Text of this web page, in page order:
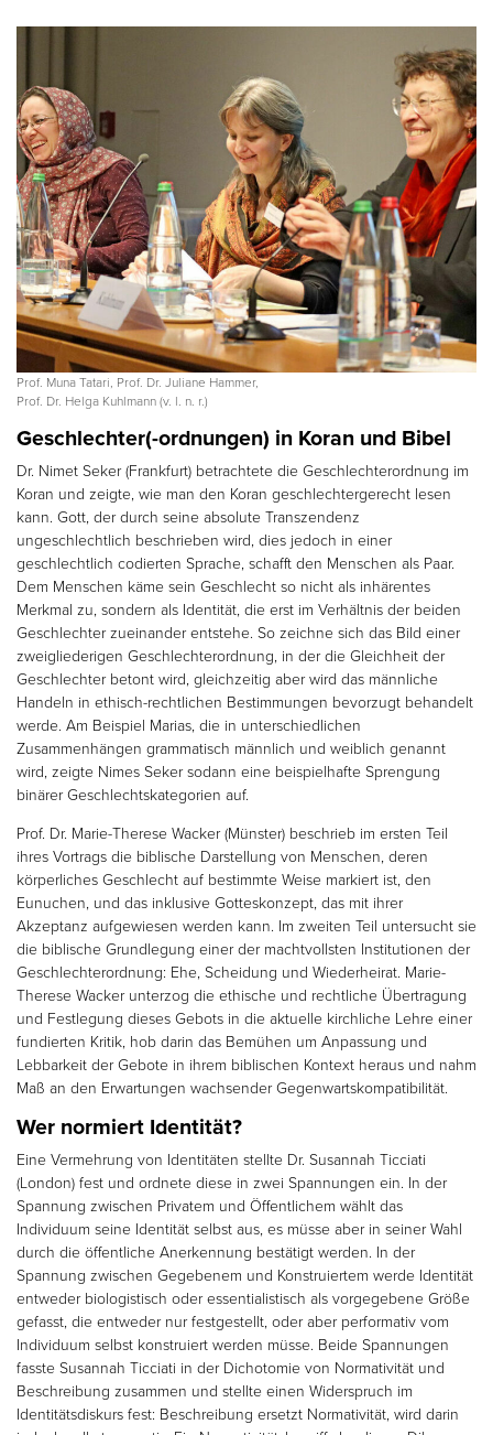
Prof. Muna Tatari, Prof. Dr. Juliane Hammer,
Prof. Dr. Helga Kuhlmann (v. l. n. r.)
Geschlechter(-ordnungen) in Koran und Bibel
Dr. Nimet Seker (Frankfurt) betrachtete die Geschlechterordnung im
Koran und zeigte, wie man den Koran geschlechtergerecht lesen
kann. Gott, der durch seine absolute Transzendenz
ungeschlechtlich beschrieben wird, dies jedoch in einer
geschlechtlich codierten Sprache, schafft den Menschen als Paar.
Dem Menschen käme sein Geschlecht so nicht als inhärentes
Merkmal zu, sondern als Identität, die erst im Verhältnis der beiden
Geschlechter zueinander entstehe. So zeichne sich das Bild einer
zweigliederigen Geschlechterordnung, in der die Gleichheit der
Geschlechter betont wird, gleichzeitig aber wird das männliche
Handeln in ethisch-rechtlichen Bestimmungen bevorzugt behandelt
werde. Am Beispiel Marias, die in unterschiedlichen
Zusammenhängen grammatisch männlich und weiblich genannt
wird, zeigte Nimes Seker sodann eine beispielhafte Sprengung
binärer Geschlechtskategorien auf.
Prof. Dr. Marie-Therese Wacker (Münster) beschrieb im ersten Teil
ihres Vortrags die biblische Darstellung von Menschen, deren
körperliches Geschlecht auf bestimmte Weise markiert ist, den
Eunuchen, und das inklusive Gotteskonzept, das mit ihrer
Akzeptanz aufgewiesen werden kann. Im zweiten Teil untersucht sie
die biblische Grundlegung einer der machtvollsten Institutionen der
Geschlechterordnung: Ehe, Scheidung und Wiederheirat. Marie-
Therese Wacker unterzog die ethische und rechtliche Übertragung
und Festlegung dieses Gebots in die aktuelle kirchliche Lehre einer
fundierten Kritik, hob darin das Bemühen um Anpassung und
Lebbarkeit der Gebote in ihrem biblischen Kontext heraus und nahm
Maß an den Erwartungen wachsender Gegenwartskompatibilität.
Wer normiert Identität?
Eine Vermehrung von Identitäten stellte Dr. Susannah Ticciati
(London) fest und ordnete diese in zwei Spannungen ein. In der
Spannung zwischen Privatem und Öffentlichem wählt das
Individuum seine Identität selbst aus, es müsse aber in seiner Wahl
durch die öffentliche Anerkennung bestätigt werden. In der
Spannung zwischen Gegebenem und Konstruiertem werde Identität
entweder biologistisch oder essentialistisch als vorgegebene Größe
gefasst, die entweder nur festgestellt, oder aber performativ vom
Individuum selbst konstruiert werden müsse. Beide Spannungen
fasste Susannah Ticciati in der Dichotomie von Normativität und
Beschreibung zusammen und stellte einen Widerspruch im
Identitätsdiskurs fest: Beschreibung ersetzt Normativität, wird darin